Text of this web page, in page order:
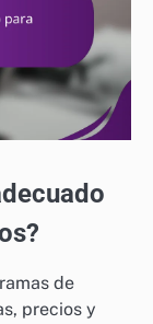
de
precios y